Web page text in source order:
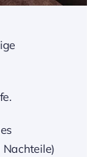
Nachteile)